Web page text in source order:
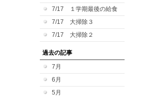
7/17 １学期最後の給食
7/17 大掃除３
7/17 大掃除２
過去の記事
7月
6月
5月